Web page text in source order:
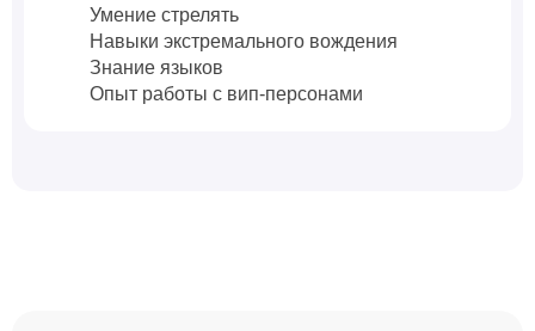
Умение стрелять
Навыки экстремального вождения
Знание языков
Опыт работы с вип-персонами